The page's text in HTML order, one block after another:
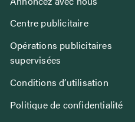
Centre publicitaire
Opérations publicitaires
supervisées
Conditions d’utilisation
Politique de confidentialité